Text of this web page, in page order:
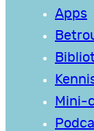
Apps
Mini-